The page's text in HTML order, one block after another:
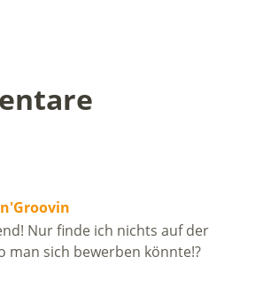
Nur finde ich nichts auf der
man sich bewerben könnte!?